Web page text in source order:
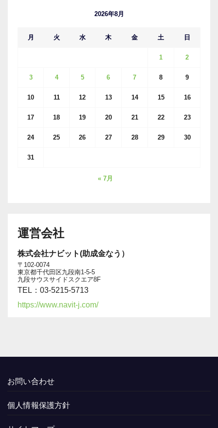
2026年8月
月 火 水 木 金 土 日
1 2
3 4 5 6 7 8 9
10 11 12 13 14 15 16
17 18 19 20 21 22 23
24 25 26 27 28 29 30
31
« 7月
運営会社
株式会社ナビット(助成金なう）
〒102-0074
東京都千代田区九段南1-5-5
九段サウスサイドスクエア8F
TEL：03-5215-5713
https://www.navit-j.com/
お問い合わせ
個人情報保護方針